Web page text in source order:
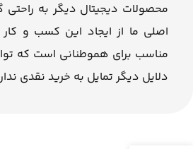
محصولات دیجیتال دیگر به
اصلی ما از ایجاد این کسب و
مناسب برای هموطنانی است که
دلایل دیگر تمایل به خرید نقدی